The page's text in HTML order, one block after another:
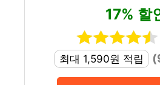
17% 할
최대 1,590원 적립